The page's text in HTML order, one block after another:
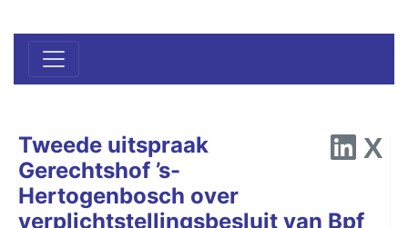
Tweede uitspraak
Gerechtshof ’s-
Hertogenbosch over
verplichtstellingsbesluit van Bpf